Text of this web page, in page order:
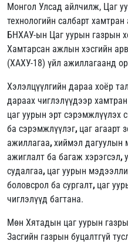
Монгол Улсад айлчилж, Цаг
технологийн салбарт
БНХАУ-ын Цаг уурын газрын
Хамтарсан ажлын хэсгийн
(ХАХУ-18) үйл ажиллагаанд
Хэлэлцүүлгийн дараа хоёр
дараах чиглэлүүдээр
цаг уурын эрт сэрэмжлүүлэх
ба сэрэмжлүүлэг, цаг агаарт
ажиллагаа, хиймэл дагуулын
ажиглалт ба багаж хэрэгсэл,
судалгаа, цаг уурын
боловсрол ба сургалт, цаг
чиглэлүүд багтана.
Мөн Хятадын цаг уурын
Засгийн газрын буцалтгүй